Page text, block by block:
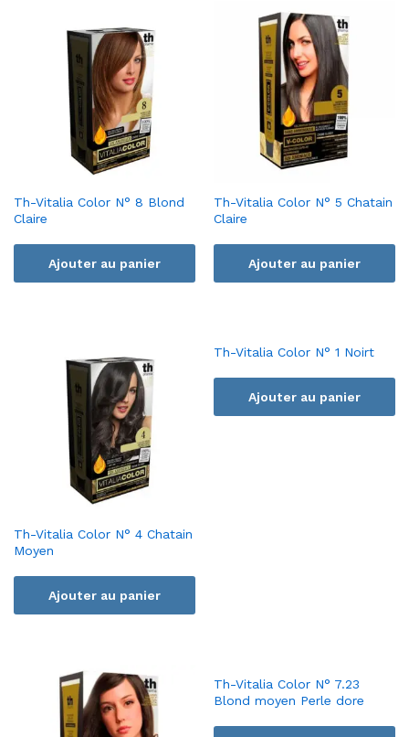
Th-Vitalia Color N° 8 Blond
Claire
Ajouter au panier
Th-Vitalia Color N° 5 Chatain
Claire
Ajouter au panier
Th-Vitalia Color N° 4 Chatain
Moyen
Ajouter au panier
Th-Vitalia Color N° 1 Noirt
Ajouter au panier
Th-Vitalia Color N° 7.23
Blond moyen Perle dore